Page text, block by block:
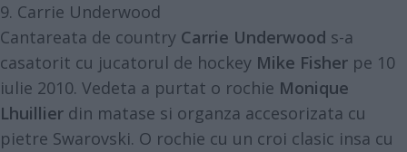
9. Carrie Underwood
Cantareata de country Carrie Underwood s-a
casatorit cu jucatorul de hockey Mike Fisher pe 10
iulie 2010. Vedeta a purtat o rochie Monique
Lhuillier din matase si organza accesorizata cu
pietre Swarovski. O rochie cu un croi clasic insa cu